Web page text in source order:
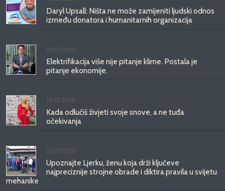
Daryl Upsall: Ništa ne može zamijeniti ljudski odnos
između donatora i humanitarnih organizacija
30.07.2026.
Elektrifikacija više nije pitanje klime. Postala je
pitanje ekonomije.
29.07.2026.
Kada odlučiš živjeti svoje snove, a ne tuđa
očekivanja
20.07.2026.
Upoznajte Ljerku, ženu koja drži ključeve
najpreciznije strojne obrade i diktira pravila u svijetu
mehanike